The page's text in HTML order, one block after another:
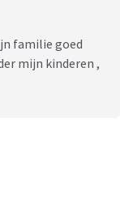
familie goed
mijn kinderen ,